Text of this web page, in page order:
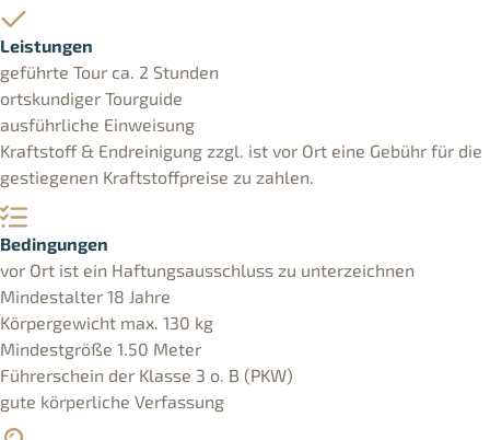
Leistungen
geführte Tour ca. 2 Stunden
ortskundiger Tourguide
ausführliche Einweisung
Kraftstoff & Endreinigung zzgl. ist vor Ort eine Gebühr für die
gestiegenen Kraftstoffpreise zu zahlen.
Bedingungen
vor Ort ist ein Haftungsausschluss zu unterzeichnen
Mindestalter 18 Jahre
Körpergewicht max. 130 kg
Mindestgröße 1.50 Meter
Führerschein der Klasse 3 o. B (PKW)
gute körperliche Verfassung